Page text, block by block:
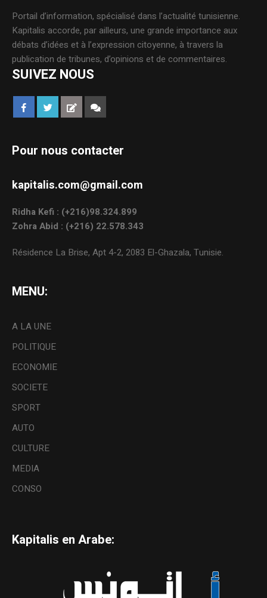
Portail d’information, spécialisé dans l’actualité tunisienne.
Kapitalis accorde, par ailleurs, une grande importance aux
débats d’idées et à l’expression citoyenne, à travers la
publication de tribunes, d’opinions et de commentaires.
SUIVEZ NOUS
Pour nous contacter
kapitalis.com@gmail.com
Ridha Kefi : (+216)98.324.899
Zohra Abid : (+216) 22.578.343
Résidence La Brise, Apt 4-2, 2083 El-Ghazala, Tunisie.
MENU:
A LA UNE
POLITIQUE
ECONOMIE
SOCIETE
SPORT
AUTO
CULTURE
MEDIA
CONSO
Kapitalis en Arabe: